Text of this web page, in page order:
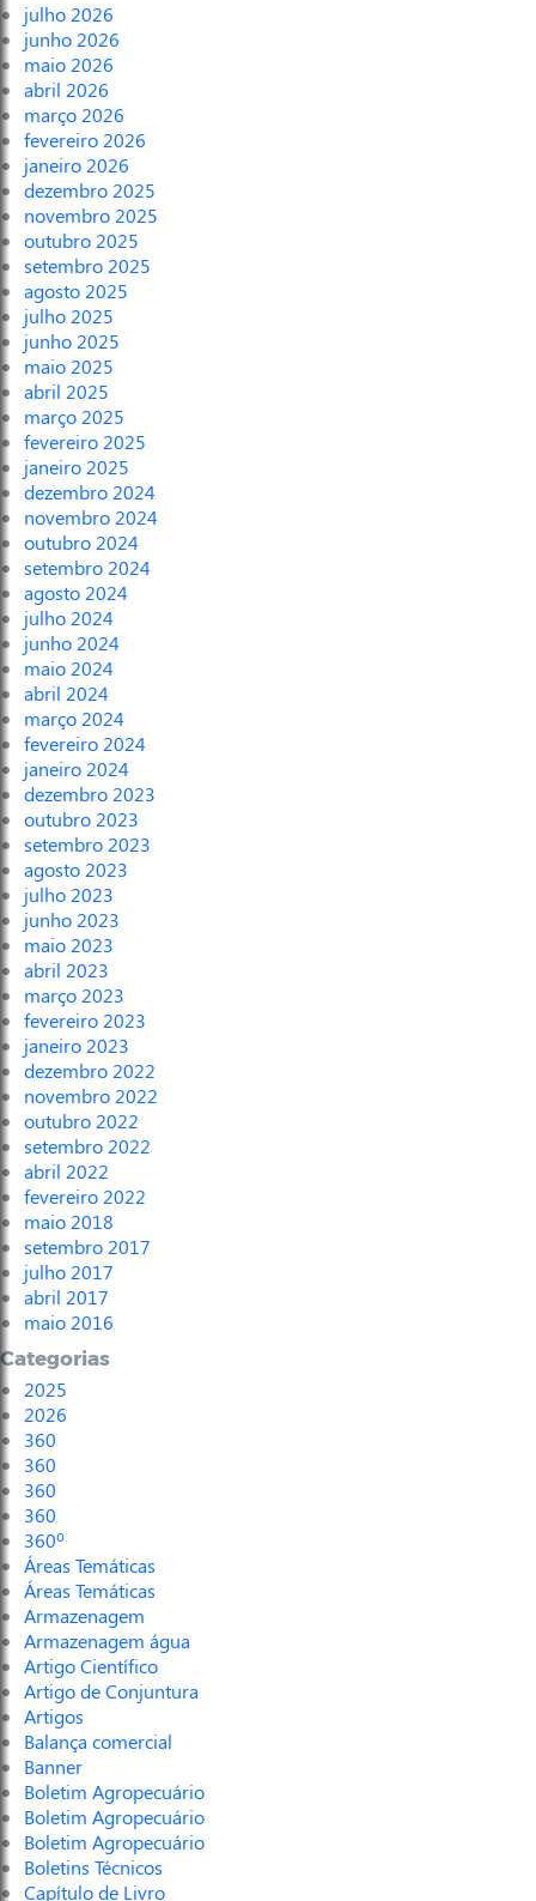
julho 2026
junho 2026
maio 2026
abril 2026
março 2026
fevereiro 2026
janeiro 2026
dezembro 2025
novembro 2025
outubro 2025
setembro 2025
agosto 2025
julho 2025
junho 2025
maio 2025
abril 2025
março 2025
fevereiro 2025
janeiro 2025
dezembro 2024
novembro 2024
outubro 2024
setembro 2024
agosto 2024
julho 2024
junho 2024
maio 2024
abril 2024
março 2024
fevereiro 2024
janeiro 2024
dezembro 2023
outubro 2023
setembro 2023
agosto 2023
julho 2023
junho 2023
maio 2023
abril 2023
março 2023
fevereiro 2023
janeiro 2023
dezembro 2022
novembro 2022
outubro 2022
setembro 2022
abril 2022
fevereiro 2022
maio 2018
setembro 2017
julho 2017
abril 2017
maio 2016
Categorias
2025
2026
360
360
360
360
360º
Áreas Temáticas
Áreas Temáticas
Armazenagem
Armazenagem água
Artigo Científico
Artigo de Conjuntura
Artigos
Balança comercial
Banner
Boletim Agropecuário
Boletim Agropecuário
Boletim Agropecuário
Boletins Técnicos
Capítulo de Livro